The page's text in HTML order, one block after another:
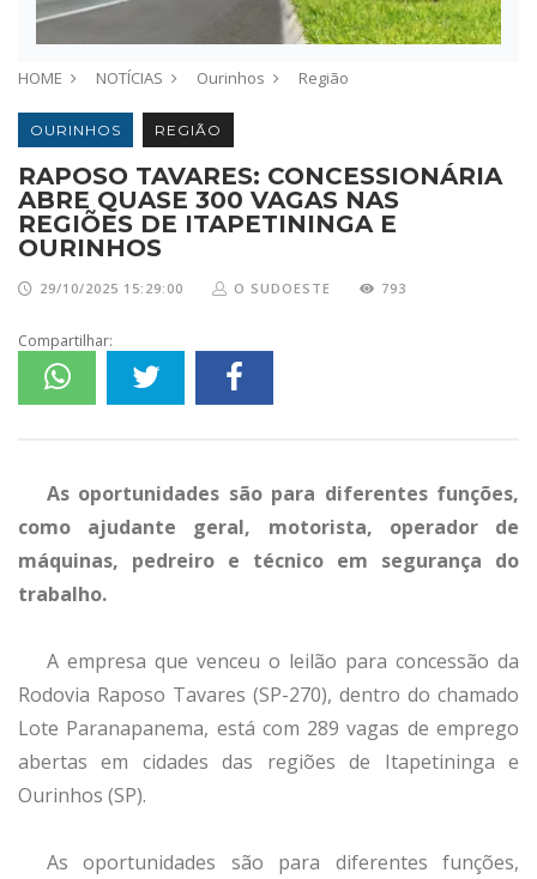
HOME NOTÍCIAS Ourinhos Região
OURINHOS REGIÃO
RAPOSO TAVARES: CONCESSIONÁRIA
ABRE QUASE 300 VAGAS NAS
REGIÕES DE ITAPETININGA E
OURINHOS
29/10/2025 15:29:00 O SUDOESTE 793
Compartilhar:
As oportunidades são para diferentes funções,
como ajudante geral, motorista, operador de
máquinas, pedreiro e técnico em segurança do
trabalho.
A empresa que venceu o leilão para concessão da
Rodovia Raposo Tavares (SP-270), dentro do chamado
Lote Paranapanema, está com 289 vagas de emprego
abertas em cidades das regiões de Itapetininga e
Ourinhos (SP).
As oportunidades são para diferentes funções,